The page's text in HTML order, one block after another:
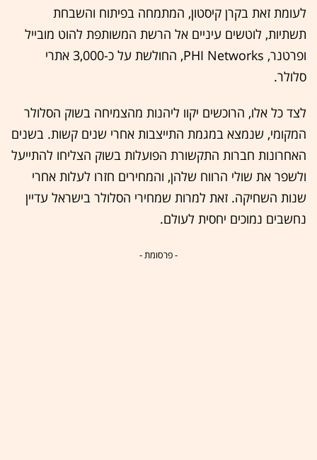
לעומת זאת בקרן קיסטון, המתמחה בפיתוח והשבחת
תשתיות, לוטשים עיניים אל הרשת המשותפת להוט מובייל
ופרטנר, PHI Networks, החולשת על כ-3,000 אתרי
סלולר.
לצד כל אלו, הרוכשים יקוו ליהנות מהצמיחה בשוק הסלולר
המקומי, שנמצא במגמת התייצבות אחרי שנים קשות. בשנים
האחרונות חברות התקשורת הפועלות בשוק הצליחו להתייעל
ולשפר את שולי הרווח שלהן, והמחירים חזרו לעלות אחרי
שנות השחיקה. זאת למרות שמחירי הסלולר בישראל עדיין
נחשבים נמוכים יחסית לעולם.
- פרסומת -